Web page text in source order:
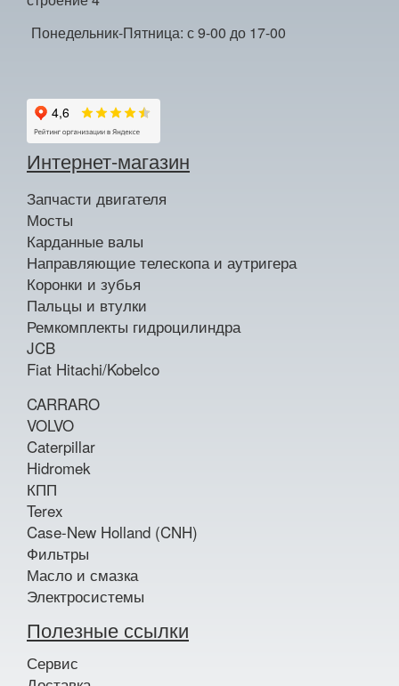
Понедельник-Пятница: с 9-00 до 17-00
Интернет-магазин
Запчасти двигателя
Мосты
Карданные валы
Направляющие телескопа и аутригера
Коронки и зубья
Пальцы и втулки
Ремкомплекты гидроцилиндра
JCB
Fiat Hitachi/Kobelco
CARRARO
VOLVO
Caterpillar
Hidromek
КПП
Terex
Case-New Holland (CNH)
Фильтры
Масло и смазка
Электросистемы
Полезные ссылки
Сервис